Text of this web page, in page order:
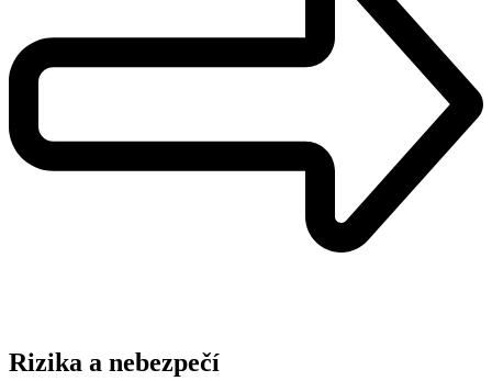
Rizika a nebezpečí